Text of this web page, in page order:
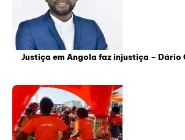
Justiça em Angola faz injustiça – Dário